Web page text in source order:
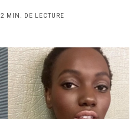
2 MIN. DE LECTURE